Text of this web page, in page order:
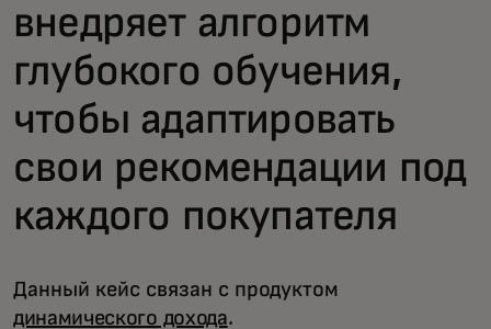
Для новаторов
Новости и тренды
внедряет алгоритм
глубокого обучения,
чтобы адаптировать
свои рекомендации под
каждого покупателя
Данный кейс связан с продуктом
динамического дохода.